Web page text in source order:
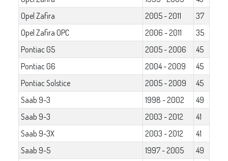
Opel Zafira
2005 - 2011
37
Opel Zafira OPC
2006 - 2011
35
Pontiac G5
2005 - 2006
45
Pontiac G6
2004 - 2009
45
Pontiac Solstice
2005 - 2009
45
Saab 9-3
1998 - 2002
49
Saab 9-3
2003 - 2012
41
Saab 9-3X
2003 - 2012
41
Saab 9-5
1997 - 2005
49